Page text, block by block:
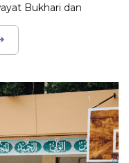
Bukhari dan